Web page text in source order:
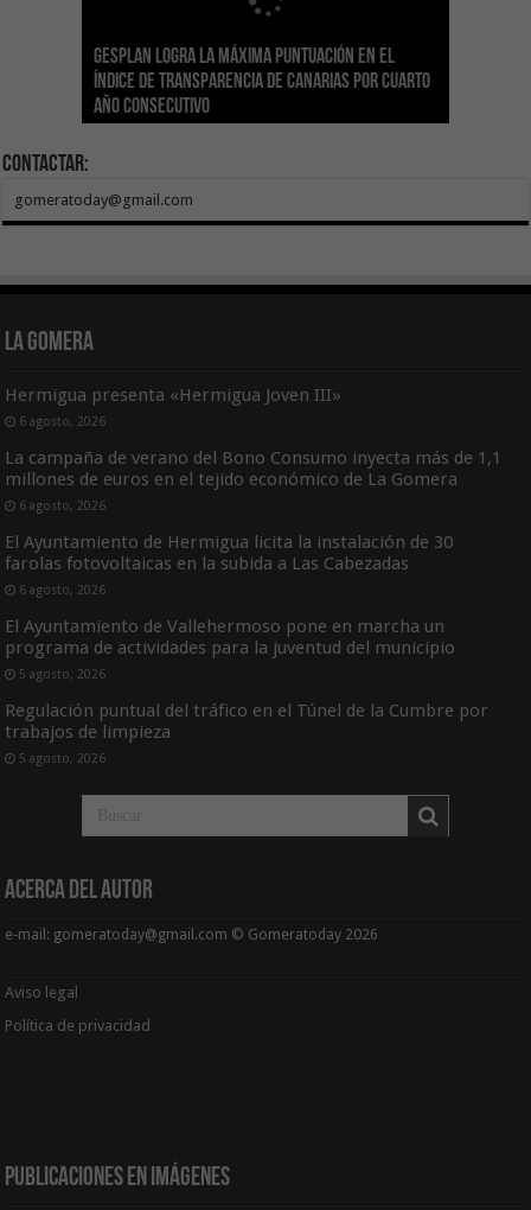
Gesplan logra la máxima puntuación en el
Índice de Transparencia de Canarias por cuarto
año consecutivo
El Gobierno canario concede ayudas del
POSEICAN-Pesca al sector por valor de 7,09 M€
tras aumentar las cuantías
Transición Ecológica coordina con Ashotel su
adhesión a la Red de Refugios Climáticos de
Canarias
Visocan incorpora 170 pisos a su parque de
vivienda protegida en régimen de alquiler
asequible de Tenerife
Sanidad refuerza la capacidad diagnóstica de
los centros de salud con el impulso de la
ecografía clínica
El Gobierno de Canarias convoca el Concurso de
Sal Marina Agrocanarias 2026
Contactar:
gomeratoday@gmail.com
La Gomera
Hermigua presenta «Hermigua Joven III»
6 agosto, 2026
La campaña de verano del Bono Consumo inyecta más de 1,1
millones de euros en el tejido económico de La Gomera
6 agosto, 2026
El Ayuntamiento de Hermigua licita la instalación de 30
farolas fotovoltaicas en la subida a Las Cabezadas
6 agosto, 2026
El Ayuntamiento de Vallehermoso pone en marcha un
programa de actividades para la juventud del municipio
5 agosto, 2026
Regulación puntual del tráfico en el Túnel de la Cumbre por
trabajos de limpieza
5 agosto, 2026
Acerca del Autor
e-mail: gomeratoday@gmail.com © Gomeratoday 2026
Aviso legal
Política de privacidad
Publicaciones en Imágenes